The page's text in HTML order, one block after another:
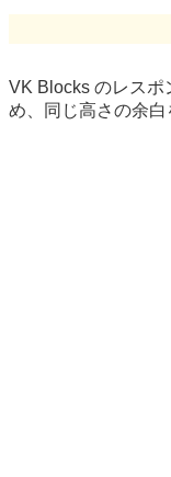
VK Blocks のレスポ
め、同じ高さの余